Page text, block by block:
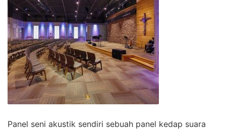
Panel seni akustik sendiri sebuah panel kedap suara